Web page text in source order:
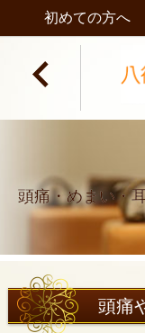
初めての方へ
頭痛・めまい・
頭痛